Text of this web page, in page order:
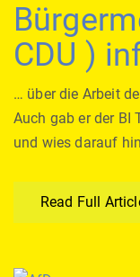
CDU )
… über die Arbeit
Auch gab er der BI
und wies darauf
Read Full